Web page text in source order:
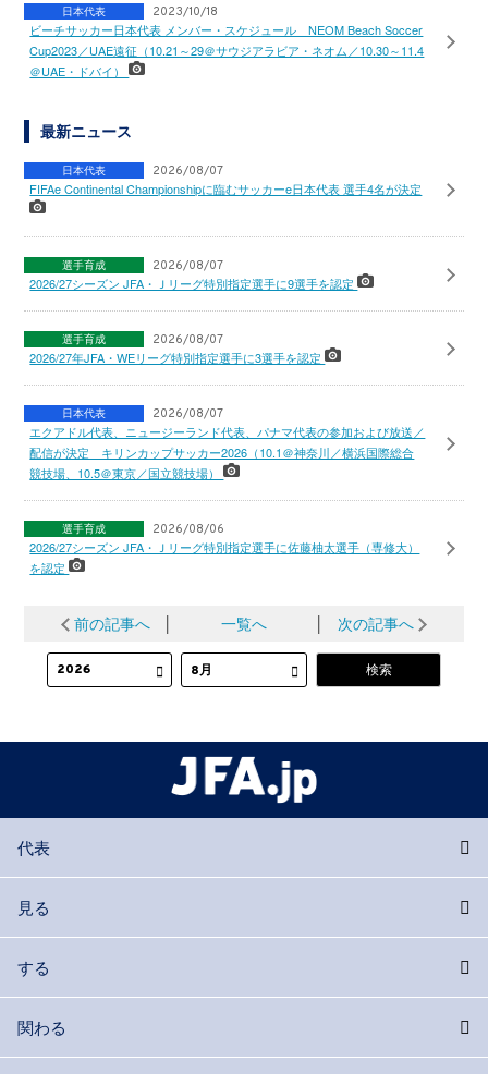
日本代表 2023/10/18
ビーチサッカー日本代表 メンバー・スケジュール NEOM Beach Soccer
Cup2023／UAE遠征（10.21～29＠サウジアラビア・ネオム／10.30～11.4
＠UAE・ドバイ）
最新ニュース
日本代表 2026/08/07
FIFAe Continental Championshipに臨むサッカーe日本代表 選手4名が決定
選手育成 2026/08/07
2026/27シーズン JFA・Ｊリーグ特別指定選手に9選手を認定
選手育成 2026/08/07
2026/27年JFA・WEリーグ特別指定選手に3選手を認定
日本代表 2026/08/07
エクアドル代表、ニュージーランド代表、パナマ代表の参加および放送／
配信が決定 キリンカップサッカー2026（10.1＠神奈川／横浜国際総合
競技場、10.5＠東京／国立競技場）
選手育成 2026/08/06
2026/27シーズン JFA・Ｊリーグ特別指定選手に佐藤柚太選手（専修大）
を認定
前の記事へ 一覧へ 次の記事へ
代表
見る
する
関わる